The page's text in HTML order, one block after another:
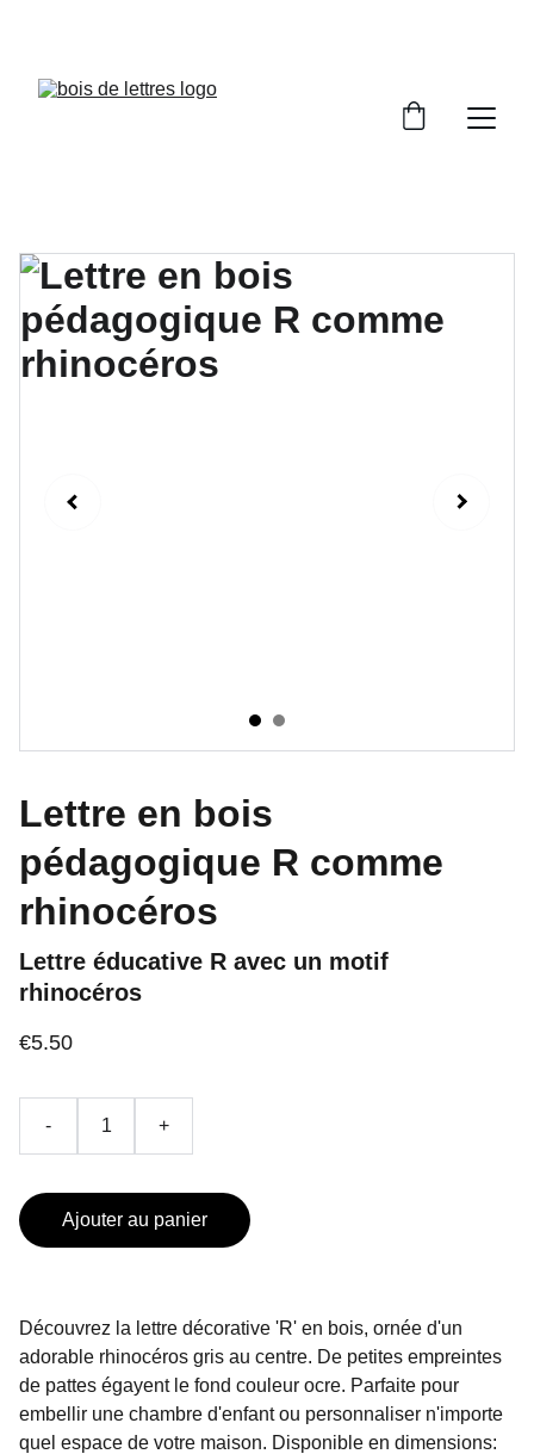
Lettre en bois
pédagogique R comme
rhinocéros
Lettre éducative R avec un motif
rhinocéros
€5.50
- +
Ajouter au panier
Découvrez la lettre décorative 'R' en bois, ornée d'un
adorable rhinocéros gris au centre. De petites empreintes
de pattes égayent le fond couleur ocre. Parfaite pour
embellir une chambre d'enfant ou personnaliser n'importe
quel espace de votre maison. Disponible en dimensions: